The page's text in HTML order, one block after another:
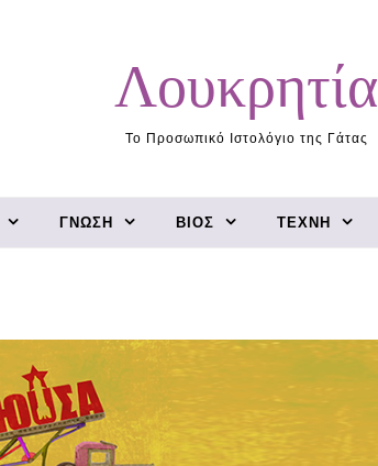
Λουκρητία
Το Προσωπικό Ιστολόγιο της Γάτας
ΓΝΏΣΗ ΒΊΟΣ ΤΈΧΝΗ